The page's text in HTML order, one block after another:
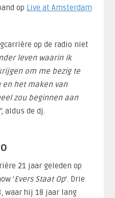
op Live at Amsterdam
op de radio niet
leven waarin ik
om me bezig te
het maken van
zou beginnen aan
, aldus de dj.
21 jaar geleden op
‘Evers Staat Op‘. Drie
waar hij 18 jaar lang